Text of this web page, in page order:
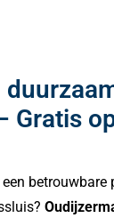
Gratis